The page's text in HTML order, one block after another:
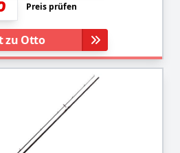
Preis prüfen
zu Otto